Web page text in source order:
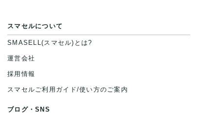
スマセルについて
SMASELL(スマセル)とは?
運営会社
採用情報
スマセルご利用ガイド/使い方のご案内
ブログ・SNS